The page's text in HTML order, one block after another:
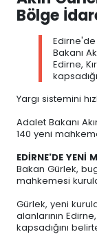
Bölge
Bakanı
Edirne,
Yargı sistemini
Adalet Bakanı
140 yeni
EDİRNE'DE YENİ
Bakan Gürlek,
mahkemesi
Gürlek, yeni
alanlarının
kapsadığını